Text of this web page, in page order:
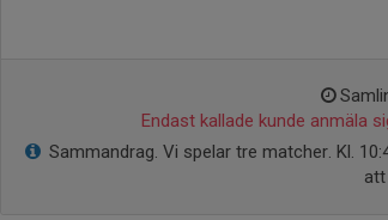
Endast kallade kunde anmäla
Sammandrag. Vi spelar tre matcher. Kl.